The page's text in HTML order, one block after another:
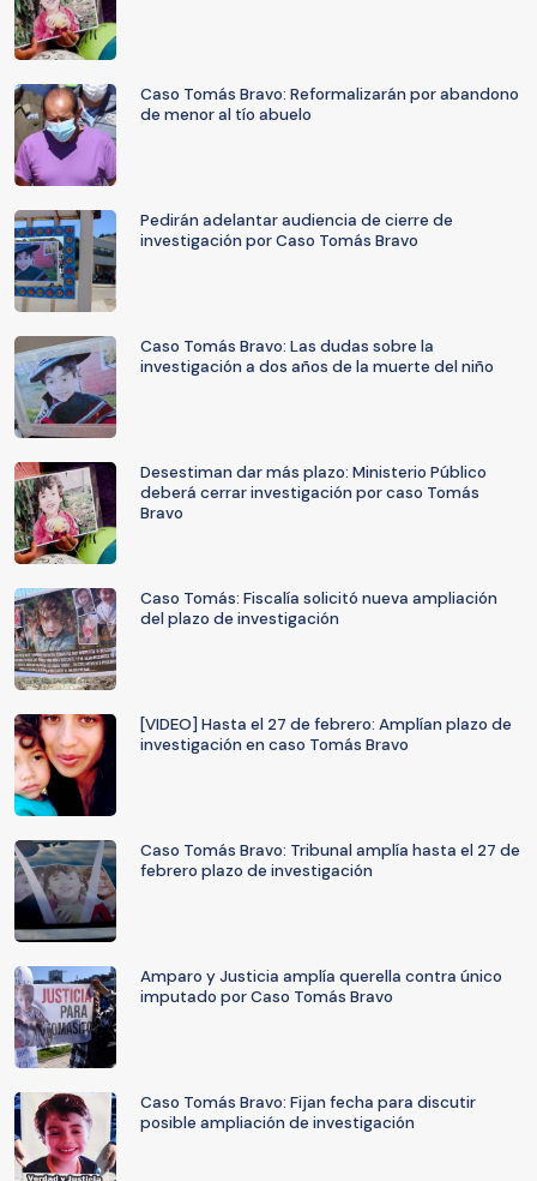
Caso Tomás Bravo: Reformalizarán por abandono
de menor al tío abuelo
Pedirán adelantar audiencia de cierre de
investigación por Caso Tomás Bravo
Caso Tomás Bravo: Las dudas sobre la
investigación a dos años de la muerte del niño
Desestiman dar más plazo: Ministerio Público
deberá cerrar investigación por caso Tomás
Bravo
Caso Tomás: Fiscalía solicitó nueva ampliación
del plazo de investigación
[VIDEO] Hasta el 27 de febrero: Amplían plazo de
investigación en caso Tomás Bravo
Caso Tomás Bravo: Tribunal amplía hasta el 27 de
febrero plazo de investigación
Amparo y Justicia amplía querella contra único
imputado por Caso Tomás Bravo
Caso Tomás Bravo: Fijan fecha para discutir
posible ampliación de investigación